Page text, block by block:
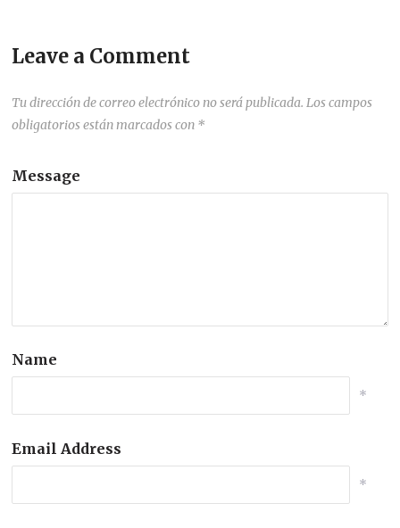
Leave a Comment
Tu dirección de correo electrónico no será publicada. Los campos
obligatorios están marcados con *
Message
Name
*
Email Address
*